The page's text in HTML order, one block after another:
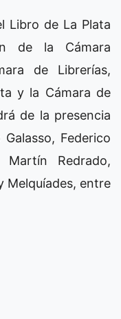
Libro de La Plata
de la Cámara
de Librerías,
y la Cámara de
de la presencia
Federico
Martín Redrado,
Melquíades, entre